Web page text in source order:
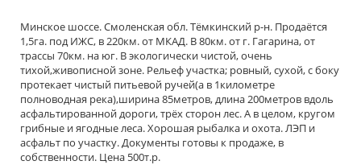
Минское шоссе. Смоленская обл. Тёмкинский р-н. Продаётся
1,5га. под ИЖС, в 220км. от МКАД. В 80км. от г. Гагарина, от
трассы 70км. на юг. В экологически чистой, очень
тихой,живописной зоне. Рельеф участка; ровный, сухой, с боку
протекает чистый питьевой ручей(а в 1километре
полноводная река),ширина 85метров, длина 200метров вдоль
асфальтированной дороги, трёх сторон лес. А в целом, кругом
грибные и ягодные леса. Хорошая рыбалка и охота. ЛЭП и
асфальт по участку. Документы готовы к продаже, в
собственности. Цена 500т.р.